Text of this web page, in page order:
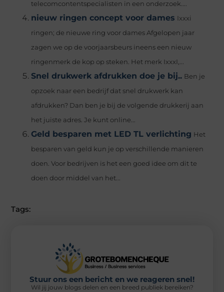
telecomcontentspecialisten in een onderzoek....
nieuw ringen concept voor dames Ixxxi
ringen; de nieuwe ring voor dames Afgelopen jaar
zagen we op de voorjaarsbeurs ineens een nieuw
ringenmerk de kop op steken. Het merk IxxxI,...
Snel drukwerk afdrukken doe je bij.. Ben je
opzoek naar een bedrijf dat snel drukwerk kan
afdrukken? Dan ben je bij de volgende drukkerij aan
het juiste adres. Je kunt online...
Geld besparen met LED TL verlichting Het
besparen van geld kun je op verschillende manieren
doen. Voor bedrijven is het een goed idee om dit te
doen door middel van het...
Tags:
Stuur ons een bericht en we reageren snel!
Wil jij jouw blogs delen en een breed publiek bereiken?